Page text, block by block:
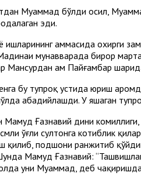
Муҳаммад бўлди ҳосил,
эди.
ишларининг ҳаммасида охирги
мунавварада бирор
ҳам Пайғамбар
бу тупроқ устида юриш
абадийлашди. У яшаган
Маҳмуд Ғазнавий дини
ўғли султонга котиблик
қилиб, подшоҳни ранжитиб
Маҳмуд Ғазнавий:
ҳолда уни Муҳаммад, деб